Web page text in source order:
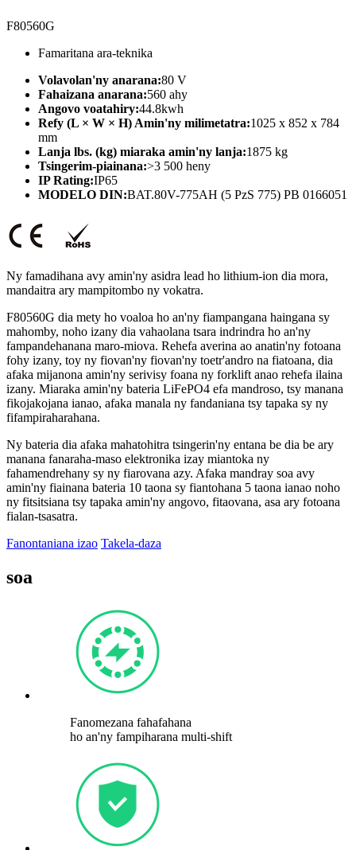
F80560G
Famaritana ara-teknika
Volavolan'ny anarana:80 V
Fahaizana anarana:560 ahy
Angovo voatahiry:44.8kwh
Refy (L × W × H) Amin'ny milimetatra:1025 x 852 x 784
mm
Lanja lbs. (kg) miaraka amin'ny lanja:1875 kg
Tsingerim-piainana:>3 500 heny
IP Rating:IP65
MODELO DIN:BAT.80V-775AH (5 PzS 775) PB 0166051
Ny famadihana avy amin'ny asidra lead ho lithium-ion dia mora,
mandaitra ary mampitombo ny vokatra.
F80560G dia mety ho voaloa ho an'ny fiampangana haingana sy
mahomby, noho izany dia vahaolana tsara indrindra ho an'ny
fampandehanana maro-miova. Rehefa averina ao anatin'ny fotoana
fohy izany, toy ny fiovan'ny fiovan'ny toetr'andro na fiatoana, dia
afaka mijanona amin'ny serivisy foana ny forklift anao rehefa ilaina
izany. Miaraka amin'ny bateria LiFePO4 efa mandroso, tsy manana
fikojakojana ianao, afaka manala ny fandaniana tsy tapaka sy ny
fifampiraharahana.
Ny bateria dia afaka mahatohitra tsingerin'ny entana be dia be ary
manana fanaraha-maso elektronika izay miantoka ny
fahamendrehany sy ny fiarovana azy. Afaka mandray soa avy
amin'ny fiainana bateria 10 taona sy fiantohana 5 taona ianao noho
ny fitsitsiana tsy tapaka amin'ny angovo, fitaovana, asa ary fotoana
fialan-tsasatra.
Fanontaniana izao Takela-daza
soa
Fanomezana fahafahana
ho an'ny fampiharana multi-shift